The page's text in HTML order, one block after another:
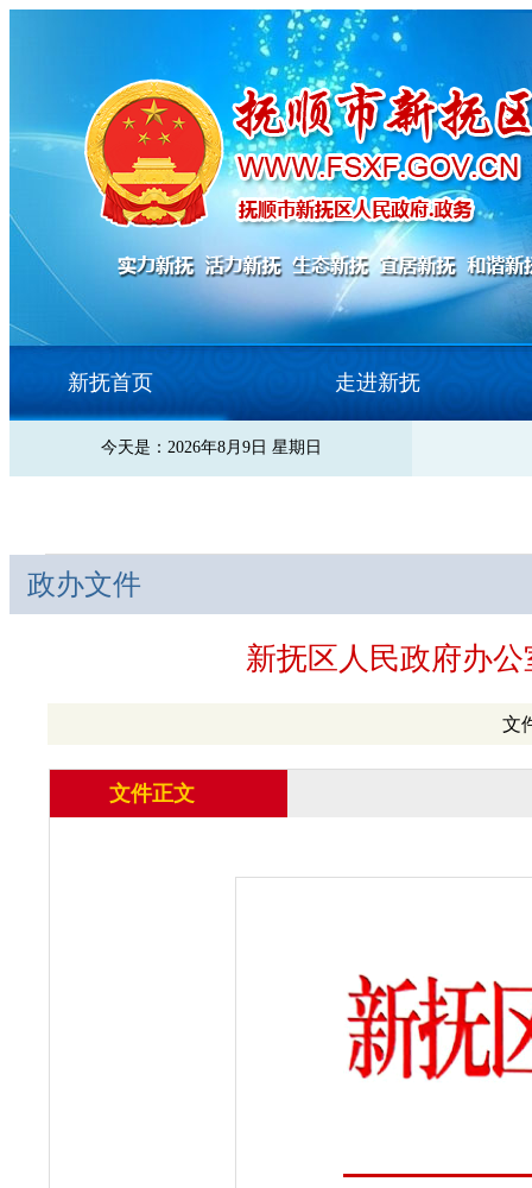
新抚首页 走进新抚
今天是：2026年8月9日 星期日
政办文件
新抚区人民政府办
文
文件正文